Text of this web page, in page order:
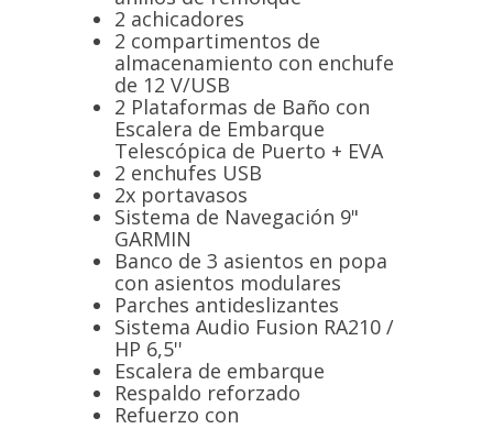
2 achicadores
2 compartimentos de
almacenamiento con enchufe
de 12 V/USB
2 Plataformas de Baño con
Escalera de Embarque
Telescópica de Puerto + EVA
2 enchufes USB
2x portavasos
Sistema de Navegación 9"
GARMIN
Banco de 3 asientos en popa
con asientos modulares
Parches antideslizantes
Sistema Audio Fusion RA210 /
HP 6,5''
Escalera de embarque
Respaldo reforzado
Refuerzo con